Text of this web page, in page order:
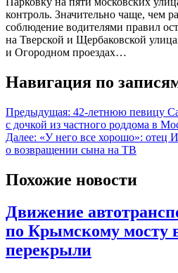
контроль. Значительно чаще, чем
соблюдение водителями правил
на Тверской и Щербаковской
и Огородном проездах…
Навигация по
Предыдущая: 42-летнюю певицу
с дочкой из частного роддома в
Далее: «У него все хорошо»: отец
о возвращении сына на ТВ
Похожие новости
Движение
по Крымскому мосту
перекрыли